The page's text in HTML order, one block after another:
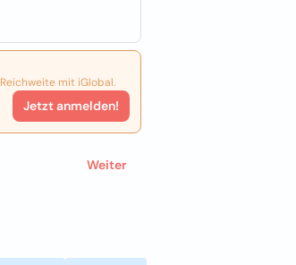
mit iGlobal.
Jetzt anmelden!
Weiter